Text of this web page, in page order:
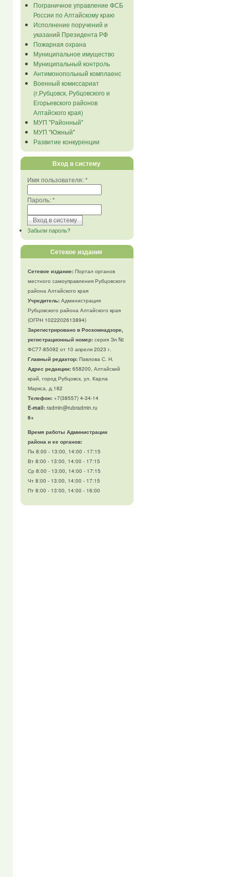
Пограничное управление ФСБ
России по Алтайскому краю
Исполнение поручений и
указаний Президента РФ
Пожарная охрана
Муниципальное имущество
Муниципальный контроль
Антимонопольный комплаенс
Военный комиссариат
(г.Рубцовск, Рубцовского и
Егорьевского районов
Алтайского края)
МУП "Районный"
МУП "Южный"
Развитие конкуренции
Вход в систему
Имя пользователя:*
Пароль:*
Забыли пароль?
Сетевое издание
Сетевое издание:Портал органов
местного самоуправления Рубцовского
района Алтайского края
Учредитель:Администрация
Рубцовского района Алтайского края
(ОГРН 1022202613894)
Зарегистрировано в Роскомнадзоре,
регистрационный номер:серия Эл №
ФС77-85092 от 10 апреля 2023 г.
Главный редактор:Павлова С. Н.
Адрес редакции:658200, Алтайский
край, город Рубцовск, ул. Карла
Маркса, д.182
Телефон:+7(38557) 4-34-14
E-mail:radmin@rubradmin.ru
6+
Время работы Администрации
района и ее органов:
Пн 8:00 - 13:00, 14:00 - 17:15
Вт 8:00 - 13:00, 14:00 - 17:15
Ср 8:00 - 13:00, 14:00 - 17:15
Чт 8:00 - 13:00, 14:00 - 17:15
Пт 8:00 - 13:00, 14:00 - 16:00